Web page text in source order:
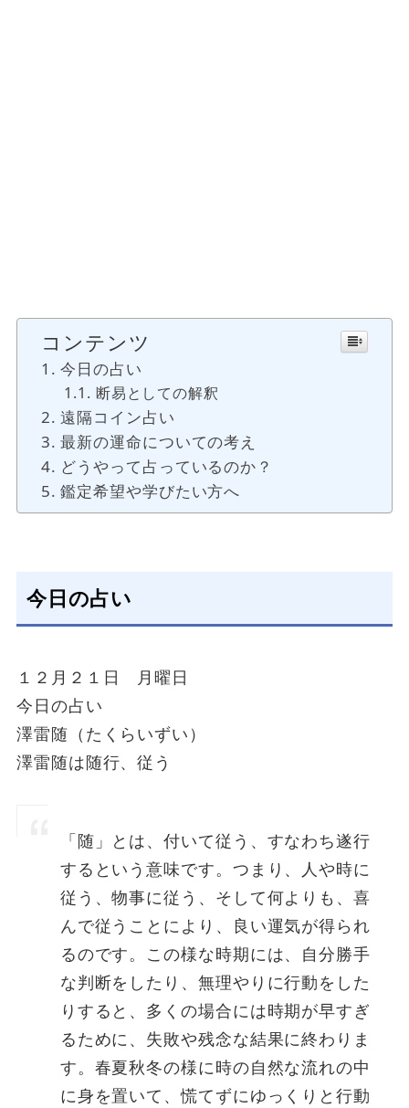
コンテンツ
今日の占い
断易としての解釈
遠隔コイン占い
最新の運命についての考え
どうやって占っているのか？
鑑定希望や学びたい方へ
今日の占い
１２月２１日 月曜日
今日の占い
澤雷随（たくらいずい）
澤雷随は随行、従う
「随」とは、付いて従う、すなわち遂行
するという意味です。つまり、人や時に
従う、物事に従う、そして何よりも、喜
んで従うことにより、良い運気が得られ
るのです。この様な時期には、自分勝手
な判断をしたり、無理やりに行動をした
りすると、多くの場合には時期が早すぎ
るために、失敗や残念な結果に終わりま
す。春夏秋冬の様に時の自然な流れの中
に身を置いて、慌てずにゆっくりと行動